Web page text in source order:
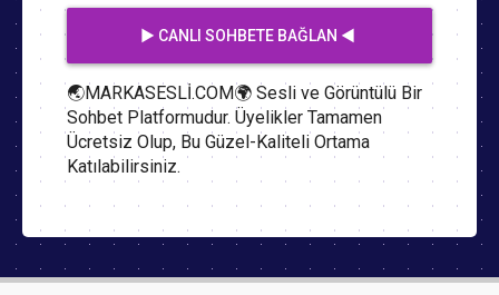
▶️ CANLI SOHBETE BAĞLAN ◀️
🌏MARKASESLİ.COM🌍 Sesli ve Görüntülü Bir
Sohbet Platformudur. Üyelikler Tamamen
Ücretsiz Olup, Bu Güzel-Kaliteli Ortama
Katılabilirsiniz.